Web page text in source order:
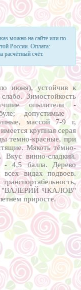
можно на сайте или по
России. Оплата:
расчётный счёт.
июня), устойчив к
Зимостойкость
опылители -
допустимые -
массой 7-9 г,
крупная серая
темно-красные, при
Мякоть тёмно-
Вкус винно-сладкий.
- 4,5 балла. Дерево
всех видах подвоев.
"ВАЛЕРИЙ ЧКАЛОВ"
приросте.